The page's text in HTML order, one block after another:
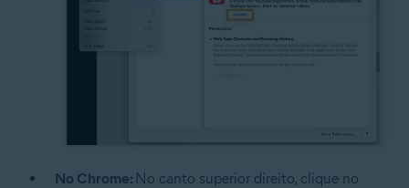
No Chrome: No canto superior direito, clique no